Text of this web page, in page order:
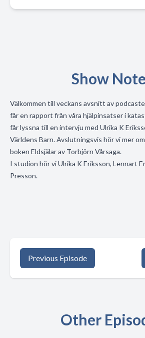
Show
Välkommen till veckans avsnitt av
får en rapport från våra hjälpinsatser i
får lyssna till en intervju med Ulrika K
Världens Barn. Avslutningsvis hör vi mer
boken Eldsjälar av Torbjörn Vårsaga.
I studion hör vi Ulrika K Eriksson, Lennart
Presson.
Previous Episode
Other